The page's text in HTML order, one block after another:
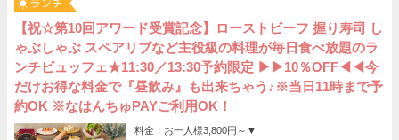
【祝☆第10回アワード受賞記念】ローストビーフ 握り寿司 し
ゃぶしゃぶ スペアリブなど主役級の料理が毎日食べ放題のラ
ンチビュッフェ★11:30／13:30予約限定 ▶▶10％OFF◀◀今
だけお得な料金で『昼飲み』も出来ちゃう♪※当日11時まで予
約OK ※なはんちゅPAYご利用OK！
料金：お一人様3,800円～ ▼